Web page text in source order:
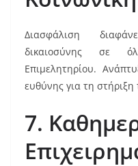
Διασφάλιση
δικαιοσύνης σε
Επιμελητηρίου.
ευθύνης για τη στήριξη
7.